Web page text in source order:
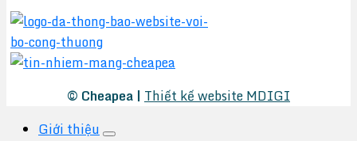
© Cheapea |Thiết kế website MDIGI
Giới thiệu